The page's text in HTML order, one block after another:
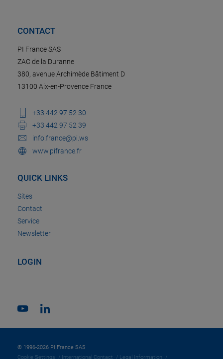
CONTACT
PI France SAS
ZAC de la Duranne
380, avenue Archimède Bâtiment D
13100 Aix-en-Provence France
+33 442 97 52 30
+33 442 97 52 39
info.france@pi.ws
www.pifrance.fr
QUICK LINKS
Sites
Contact
Service
Newsletter
LOGIN
© 1996-2026 PI France SAS
Cookie Settings
International Contact Legal Information